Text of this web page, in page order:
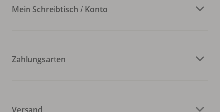
Mein Schreibtisch / Konto
Zahlungsarten
Versand